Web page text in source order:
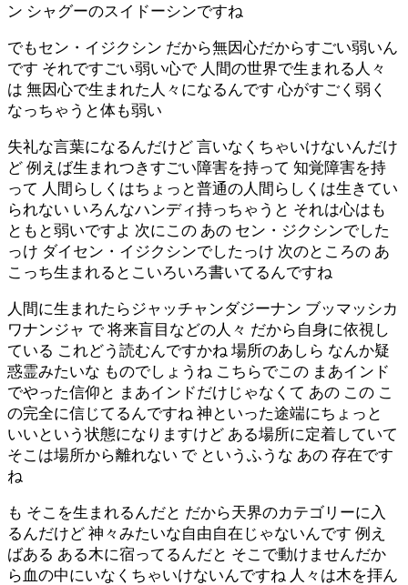
ン シャグーのスイドーシンですね
でもセン・イジクシン だから無因心だからすごい弱いん
です それですごい弱い心で 人間の世界で生まれる人々
は 無因心で生まれた人々になるんです 心がすごく弱く
なっちゃうと体も弱い
失礼な言葉になるんだけど 言いなくちゃいけないんだけ
ど 例えば生まれつきすごい障害を持って 知覚障害を持
って 人間らしくはちょっと普通の人間らしくは生きてい
られない いろんなハンディ持っちゃうと それは心はも
ともと弱いですよ 次にこの あの セン・ジクシンでした
っけ ダイセン・イジクシンでしたっけ 次のところの あ
こっち生まれるとこいろいろ書いてるんですね
人間に生まれたらジャッチャンダジーナン ブッマッシカ
ワナンジャ で 将来盲目などの人々 だから自身に依視し
ている これどう読むんですかね 場所のあしら なんか疑
惑霊みたいな ものでしょうね こちらでこの まあインド
でやった信仰と まあインドだけじゃなくて あの この こ
の完全に信じてるんですね 神といった途端にちょっと
いいという状態になりますけど ある場所に定着していて
そこは場所から離れない で というふうな あの 存在です
ね
も そこを生まれるんだと だから天界のカテゴリーに入
るんだけど 神々みたいな自由自在じゃないんです 例え
ばある ある木に宿ってるんだと そこで動けませんだか
ら血の中にいなくちゃいけないんですね 人々は木を拝ん